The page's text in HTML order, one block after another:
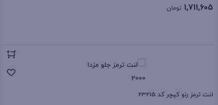
1,711,605 تومان
لنت ترمز رنو کپچر کد 23215